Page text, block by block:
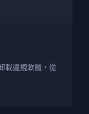
載違規軟體，從